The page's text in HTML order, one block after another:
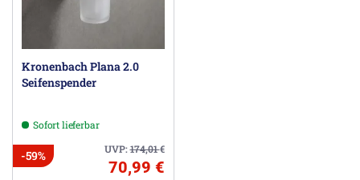
Kronenbach Plana 2.0
Seifenspender
Sofort lieferbar
UVP:174,01€
-59%
70,99 €